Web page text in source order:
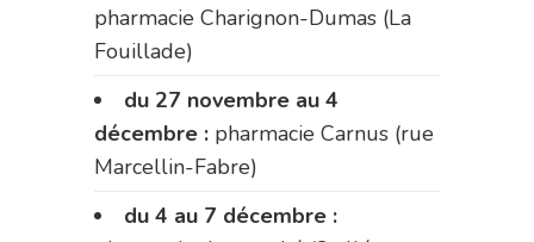
pharmacie Charignon-Dumas (La
Fouillade)
du 27 novembre au 4
décembre : pharmacie Carnus (rue
Marcellin-Fabre)
du 4 au 7 décembre :